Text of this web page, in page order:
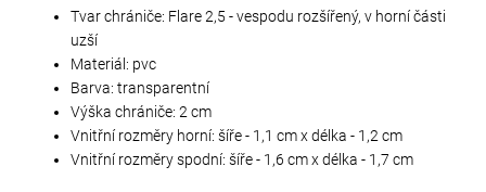
Tvar chrániče: Flare 2,5 - vespodu rozšířený, v horní části
uzší
Materiál: pvc
Barva: transparentní
Výška chrániče: 2 cm
Vnitřní rozměry horní: šíře - 1,1 cm x délka - 1,2 cm
Vnitřní rozměry spodní: šíře - 1,6 cm x délka - 1,7 cm